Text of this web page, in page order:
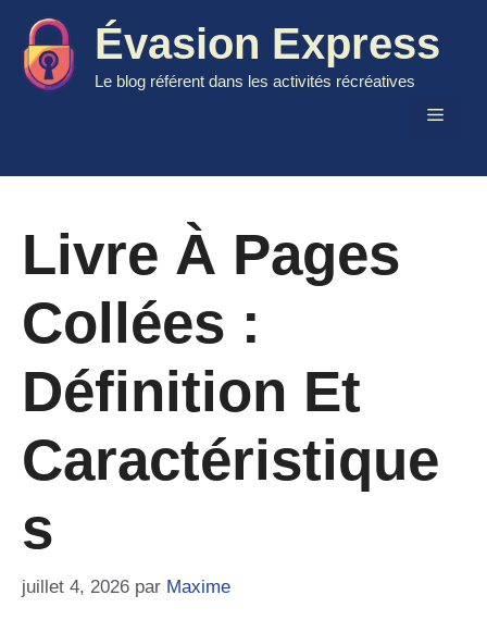
contenu
Évasion Express
Le blog référent dans les activités récréatives
Menu
Livre À Pages
Collées :
Définition Et
Caractéristique
S
juillet 4, 2026 par Maxime